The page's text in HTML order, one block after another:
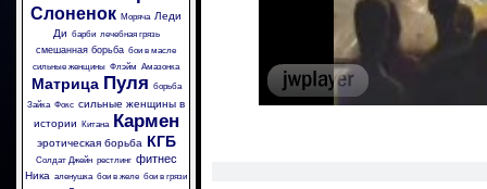
Слоненок Моряча Леди
Ди барби лечебная грязь
смешанная борьба бои в масле
сильные женщины Флэйм Амазонка
Матрица Пуля борьба
Зайка Фокс сильные женщины в
истории
Китана Кармен
эротическая борьба КГБ
Солдат Джейн рестлинг фитнес
Ника аленушка бои в желе бои в грязи